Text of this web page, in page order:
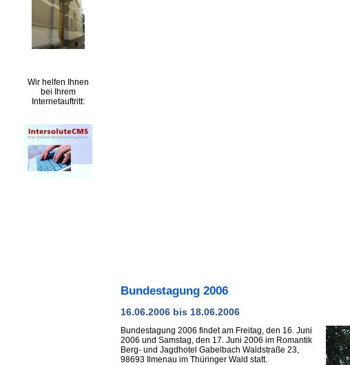
Wir helfen Ihnen
bei Ihrem
Internetauftritt:
Bundestagung 2006
16.06.2006 bis 18.06.2006
Bundestagung 2006 findet am Freitag, den 16. Juni
2006 und Samstag, den 17. Juni 2006 im Romantik
Berg- und Jagdhotel Gabelbach Waldstraße 23,
98693 Ilmenau im Thüringer Wald statt.